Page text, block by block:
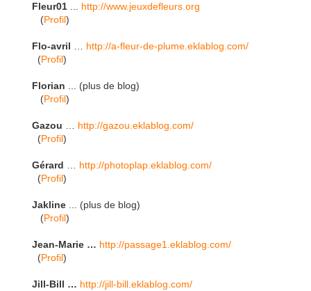
Fleur01
http://www.jeuxdefleurs.org
(Profil)
Flo-avril
http://a-fleur-de-plume.eklablog.com/
(Profil)
Florian
... (plus de blog)
(Profil)
Gazou
http://gazou.eklablog.com/
(Profil)
Gérard
http://photoplap.eklablog.com/
(Profil)
Jakline
... (plus de blog)
(Profil)
Jean-Marie … http://passage1.eklablog.com/
(Profil)
Jill-Bill … http://jill-bill.eklablog.com/